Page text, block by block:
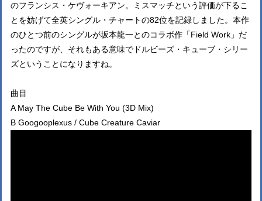
のフランシス・ケヴォーキアン。ミスマッチという評価が下るこ
とを妨げて全英シングル・チャートの82位を記録しました。本作
のひとつ前のシングルが坂本龍一とのコラボ作「Field Work」だ
ったのですが、それもある意味でドルビーズ・キューブ・シリー
ズということになりますね。
曲目
A May The Cube Be With You (3D Mix)
B Googooplexus / Cube Creature Caviar